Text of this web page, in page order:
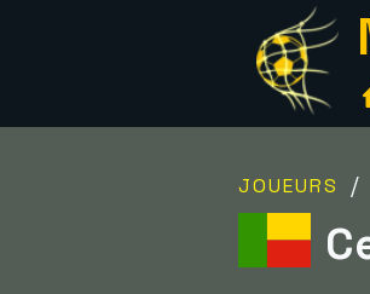
JOUEURS /